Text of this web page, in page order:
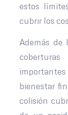
estos
cubrir los
Además de
bienestar
colisión